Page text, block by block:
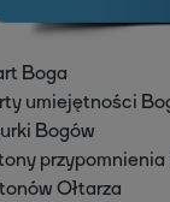
Boga
umiejętności
Bogów
przypomnienia
Ołtarza